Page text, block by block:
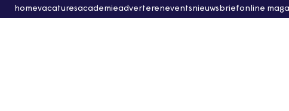
homevacaturesacademieadvertereneventsnieuwsbriefonline